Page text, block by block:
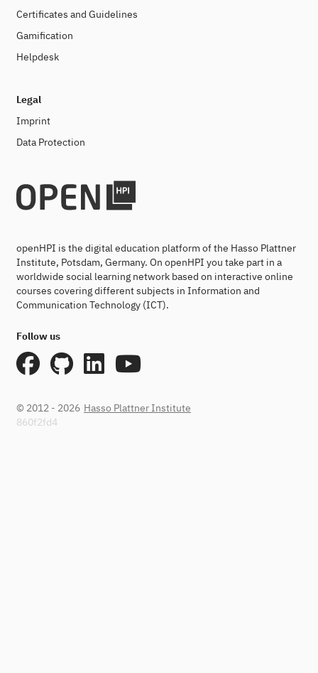
Certificates and Guidelines
Gamification
Helpdesk
Legal
Imprint
Data Protection
openHPI is the digital education platform of the Hasso Plattner
Institute, Potsdam, Germany. On openHPI you take part in a
worldwide social learning network based on interactive online
courses covering different subjects in Information and
Communication Technology (ICT).
Follow us
© 2012 - 2026 Hasso Plattner Institute
860f2fd4